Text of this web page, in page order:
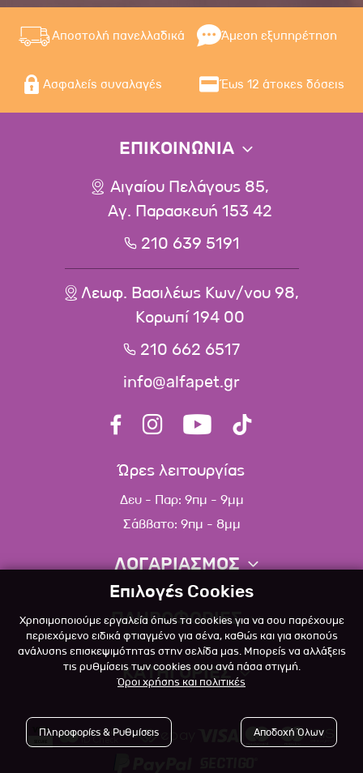
Αποστολή πανελλαδικά Άμεση εξυπηρέτηση
Ασφαλείς συναλαγές Έως 12 άτοκες δόσεις
ΕΠΙΚΟΙΝΩΝΙΑ
Αιγαίου Πελάγους 85,
Αγ. Παρασκευή 153 42
210 639 5191
Λεωφ. Βασιλέως Κων/νου 98,
Κορωπί 194 00
210 662 6517
info@alfapet.gr
Ώρες λειτουργίας
Δευ - Παρ: 9πμ - 9μμ
Σάββατο: 9πμ - 8μμ
ΛΟΓΑΡΙΑΣΜΟΣ
Πληροφορίες λογαριασμού
Λίστα αγαπημένων
Πολιτική επιστροφών
ΠΛΗΡΟΦΟΡΙΕΣ
Σχετικά
Επικοινωνία
Blog
Όροι Χρήσης
ΚΑΤΗΓΟΡΙΕΣ
Επιλογές Cookies
Χρησιμοποιούμε εργαλεία όπως τα cookies για να σου παρέχουμε
περιεχόμενο ειδικά φτιαγμένο για σένα, καθώς και για σκοπούς
ανάλυσης επισκεψιμότητας στην σελίδα μας. Μπορείς να αλλάξεις
τις ρυθμίσεις των cookies σου ανά πάσα στιγμή.
Όροι χρήσης και πολιτικές
Πληροφορίες & Ρυθμίσεις Αποδοχή Όλων